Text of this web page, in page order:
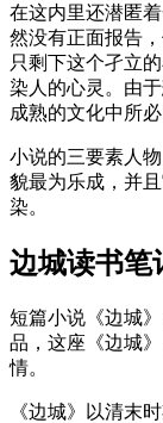
在这内里还潜匿
然没有正面报告
只剩下这个孑立
染人的心灵。由
成熟的文化中所必
小说的三要素人
貌最为乐成，并
染。
边城读书笔
短篇小说《边城
品，这座《边城
情。
《边城》以清末